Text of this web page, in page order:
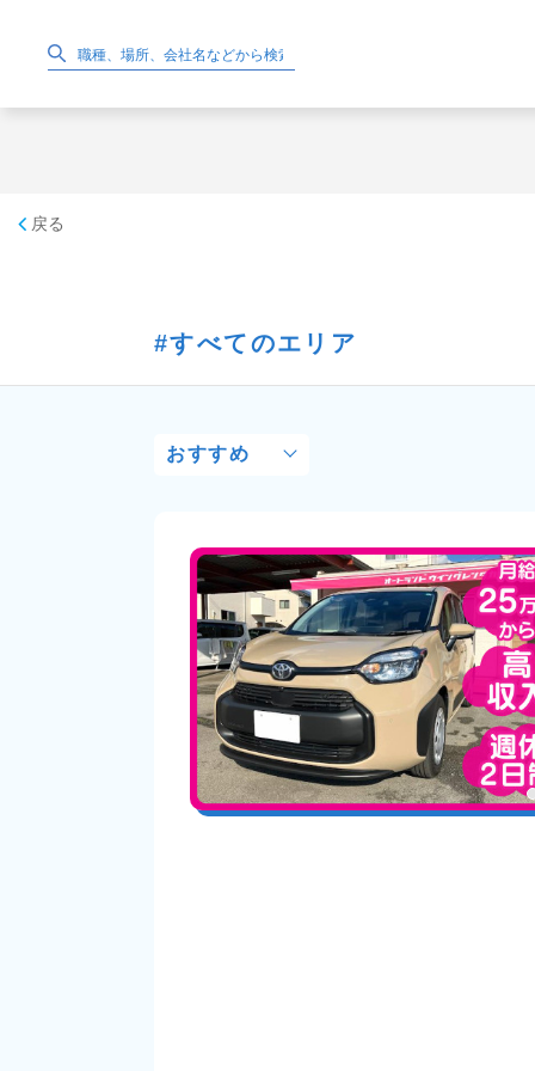
戻る
すべてのエリア